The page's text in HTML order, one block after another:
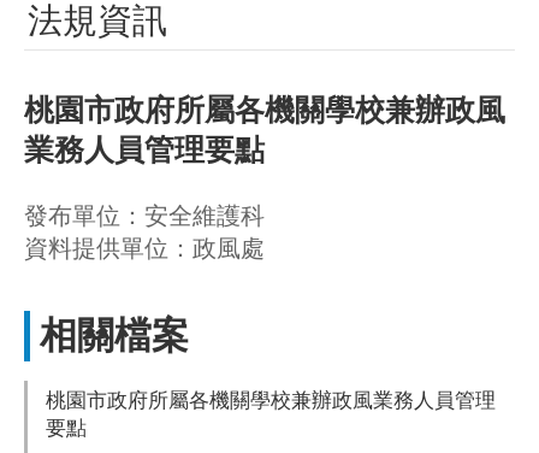
法規資訊
桃園市政府所屬各機關學校兼辦政風
業務人員管理要點
發布單位：安全維護科
資料提供單位：政風處
相關檔案
桃園市政府所屬各機關學校兼辦政風業務人員管理
要點